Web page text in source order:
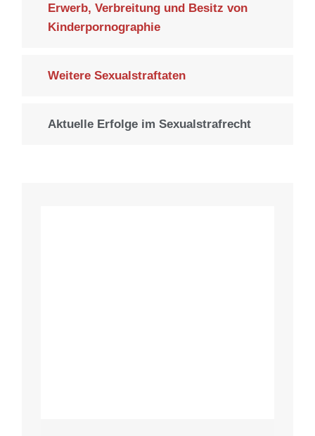
Erwerb, Verbreitung und Besitz von
Kinderpornographie
Weitere Sexualstraftaten
Aktuelle Erfolge im Sexualstrafrecht